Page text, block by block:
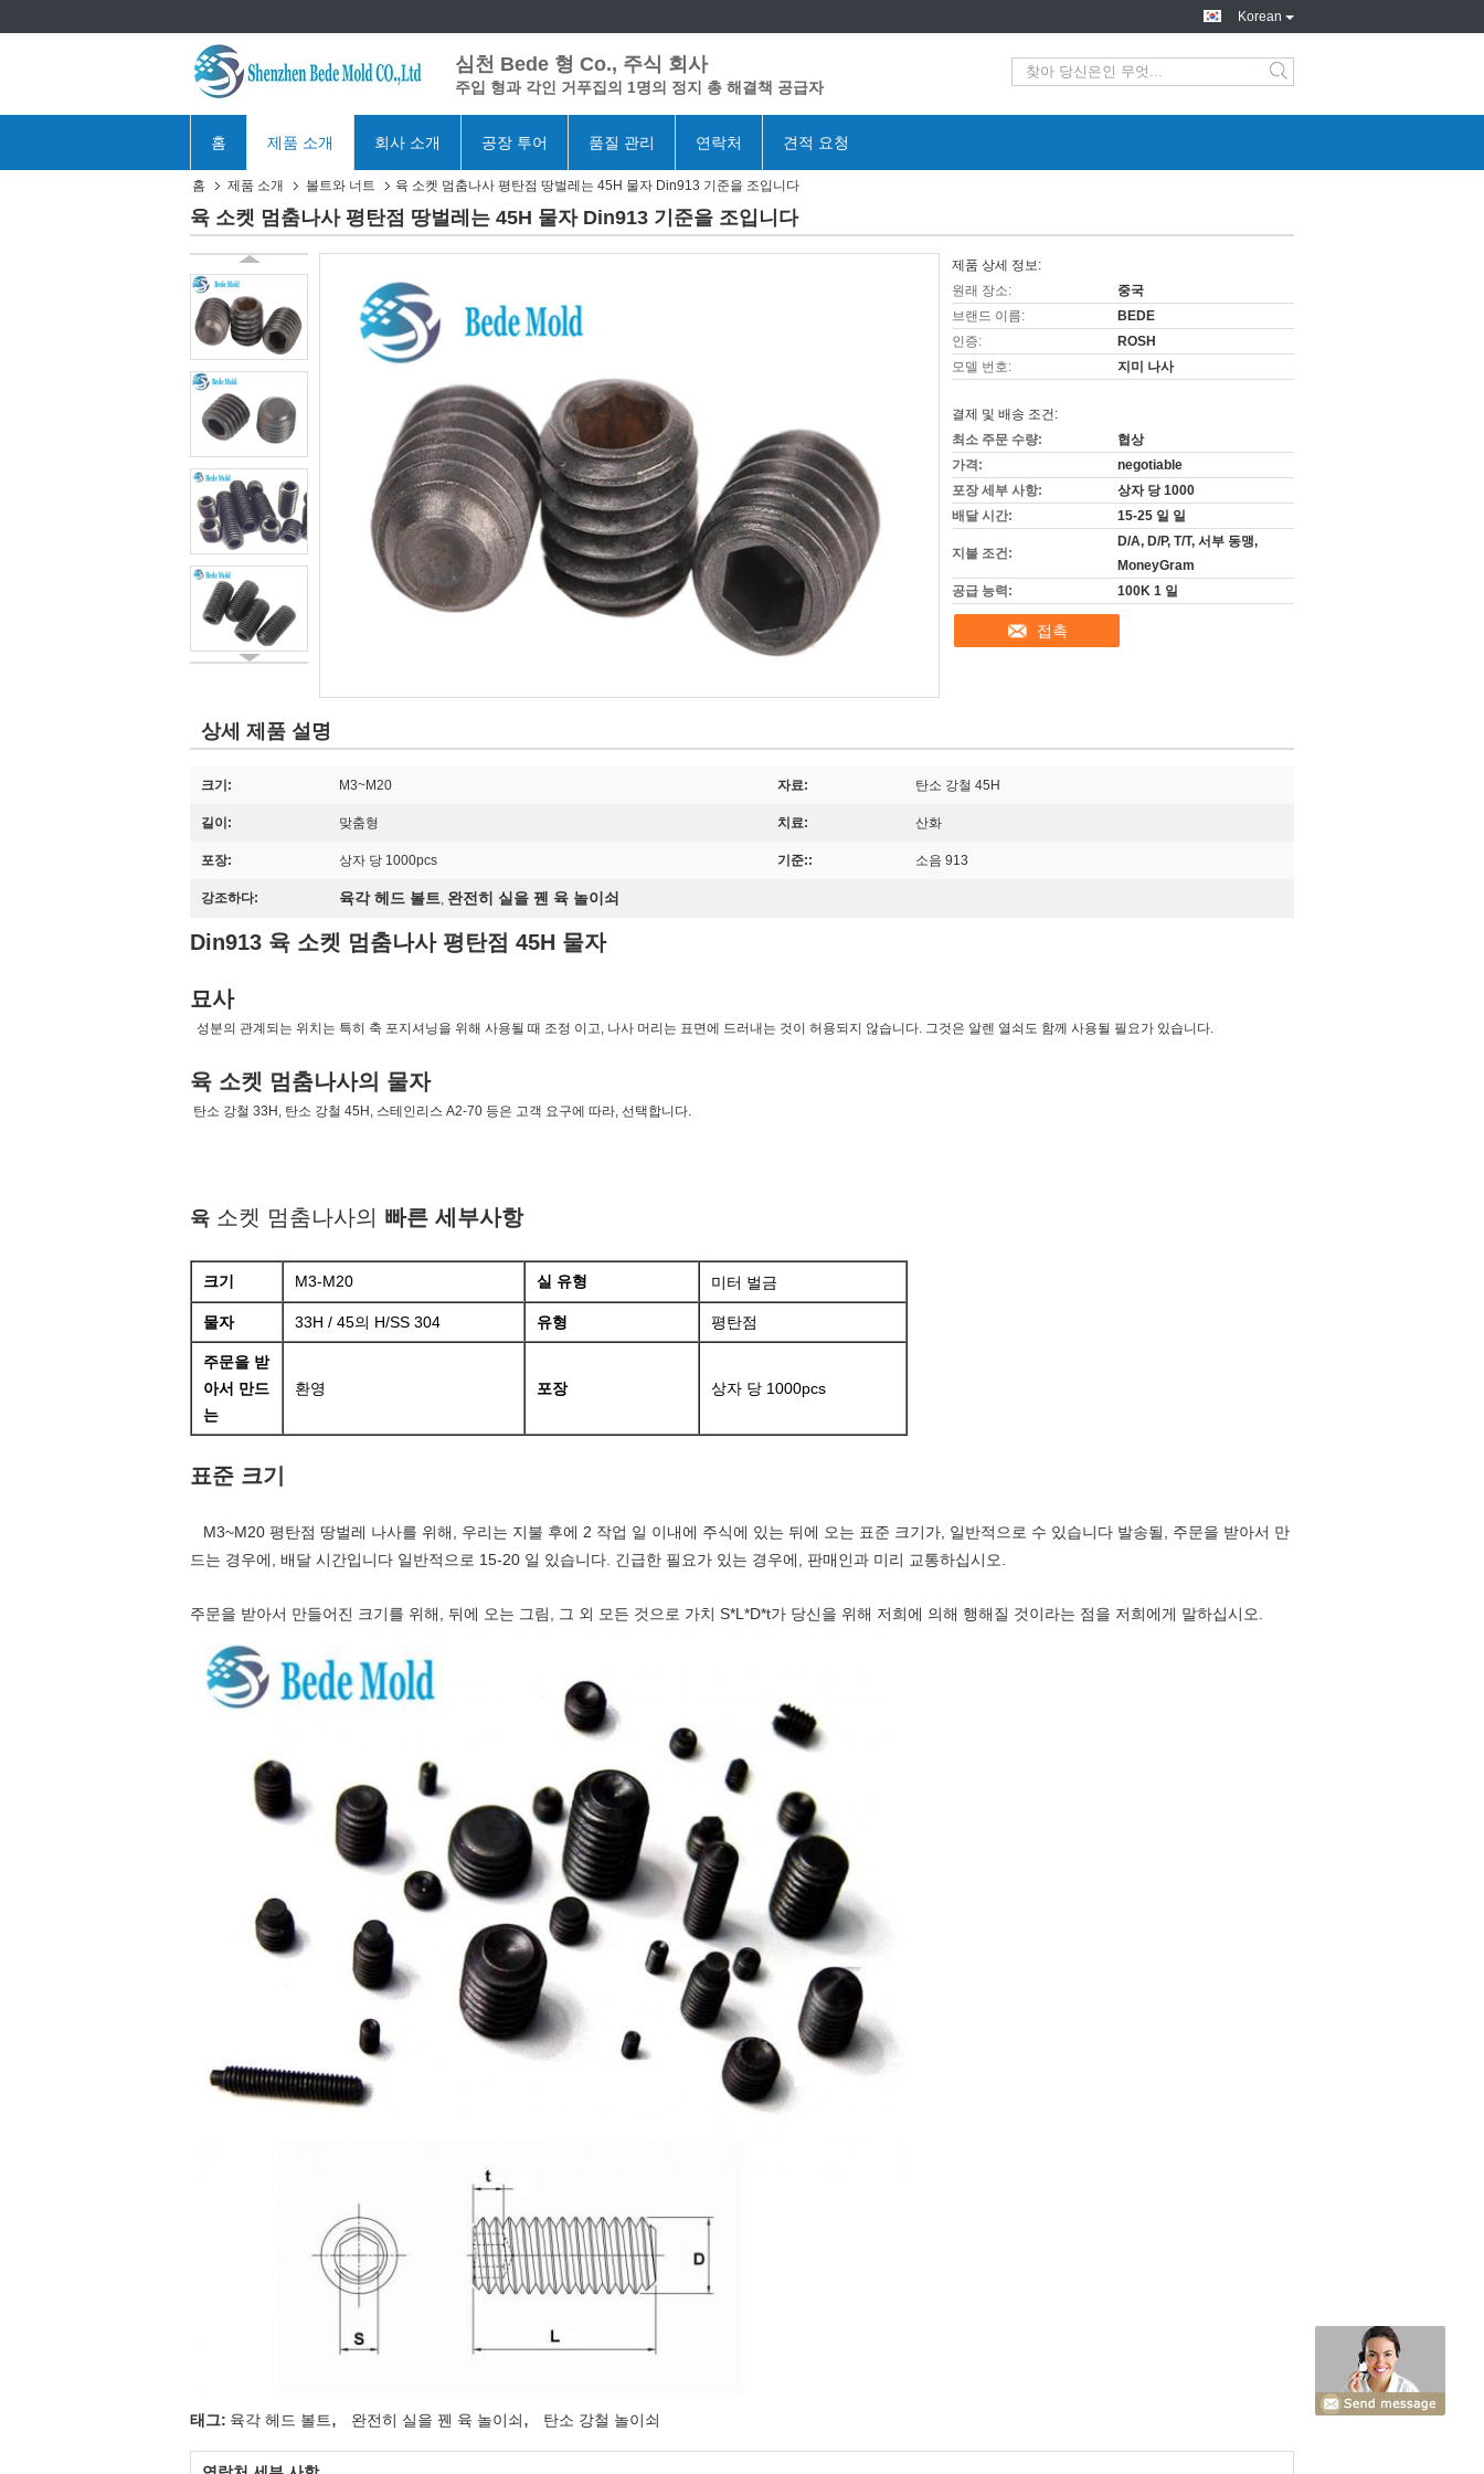
Korean
심천 Bede 형 Co., 주식 회사
주입 형과 각인 거푸집의 1명의 정지 총 해결책 공급자
홈 제품 소개 회사 소개 공장 투어 품질 관리 연락처 견적 요청
홈 제품 소개 볼트와 너트 육 소켓 멈춤나사 평탄점 땅벌레는 45H 물자 Din913 기준을 조입니다
육 소켓 멈춤나사 평탄점 땅벌레는 45H 물자 Din913 기준을 조입니다
제품 상세 정보:
원래 장소:
중국
브랜드 이름:
BEDE
인증:
ROSH
모델 번호:
지미 나사
결제 및 배송 조건:
최소 주문 수량:
협상
가격:
negotiable
포장 세부 사항:
상자 당 1000
배달 시간:
15-25 일 일
지불 조건:
D/A, D/P, T/T, 서부 동맹,
MoneyGram
공급 능력:
100K 1 일
접촉
상세 제품 설명
크기: M3~M20 자료: 탄소 강철 45H
길이: 맞춤형 치료: 산화
포장: 상자 당 1000pcs 기준:: 소음 913
강조하다: 육각 헤드 볼트, 완전히 실을 꿴 육 놀이쇠
Din913 육 소켓 멈춤나사 평탄점 45H 물자
묘사
성분의 관계되는 위치는 특히 축 포지셔닝을 위해 사용될 때 조정 이고, 나사 머리는 표면에 드러내는 것이 허용되지 않습니다. 그것은 알렌 열쇠도 함께 사용될 필요가 있습니다.
육 소켓 멈춤나사의 물자
탄소 강철 33H, 탄소 강철 45H, 스테인리스 A2-70 등은 고객 요구에 따라, 선택합니다.
육 소켓 멈춤나사의 빠른 세부사항
크기 M3-M20 실 유형 미터 벌금
물자 33H / 45의 H/SS 304 유형 평탄점
주문을 받
아서 만드
는
환영 포장 상자 당 1000pcs
표준 크기
M3~M20 평탄점 땅벌레 나사를 위해, 우리는 지불 후에 2 작업 일 이내에 주식에 있는 뒤에 오는 표준 크기가, 일반적으로 수 있습니다 발송될, 주문을 받아서 만
드는 경우에, 배달 시간입니다 일반적으로 15-20 일 있습니다. 긴급한 필요가 있는 경우에, 판매인과 미리 교통하십시오.
주문을 받아서 만들어진 크기를 위해, 뒤에 오는 그림, 그 외 모든 것으로 가치 S*L*D*t가 당신을 위해 저희에 의해 행해질 것이라는 점을 저희에게 말하십시오.
태그: 육각 헤드 볼트, 완전히 실을 꿴 육 놀이쇠, 탄소 강철 놀이쇠